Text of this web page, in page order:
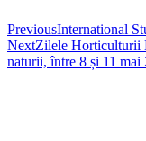
PreviousInternational
NextZilele Horticulturii
naturii, între 8 și 11 mai